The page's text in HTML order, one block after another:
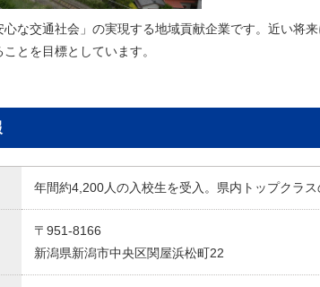
心な交通社会」の実現する地域貢献企業です。近い将
とを目標としています。
年間約4,200人の入校生を受入。県内トップクラ
〒951-8166
新潟県新潟市中央区関屋浜松町22